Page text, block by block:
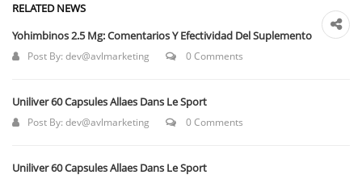
RELATED NEWS
Yohimbinos 2.5 Mg: Comentarios Y Efectividad Del Suplemento
Post By: dev@avlmarketing 0 Comments
Uniliver 60 Capsules Allaes Dans Le Sport
Post By: dev@avlmarketing 0 Comments
Uniliver 60 Capsules Allaes Dans Le Sport